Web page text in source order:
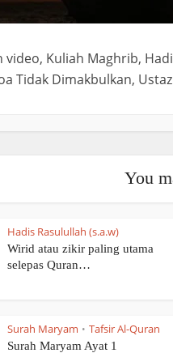
video, Kuliah Maghrib,
Tidak Dimakbulkan,
You
Hadis Rasulullah (s.a.w)
Wirid atau zikir paling utama
selepas Quran…
Surah Maryam • Tafsir Al-Quran
Surah Maryam Ayat 1